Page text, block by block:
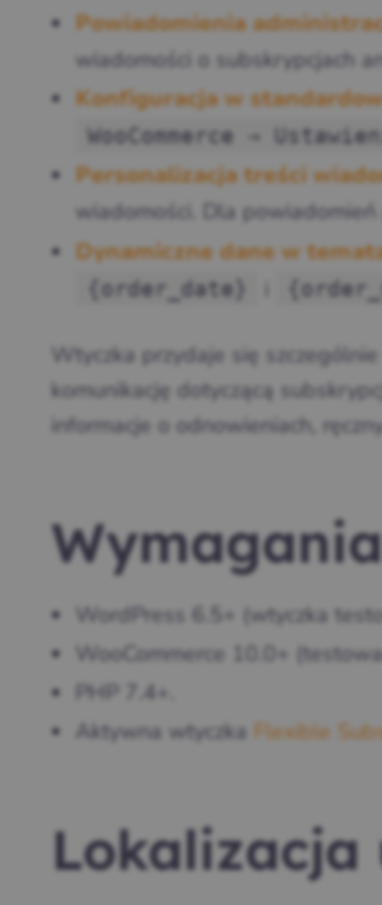
Powiadomienia
wiadomości o subskrypcjach
Konfiguracja w
WooCommerce →
Personalizacja treści
wiadomości. Dla
Dynamiczne dane w
{order_date}
Wtyczka przydaje się
komunikację dotyczącą
informacje o odnowieniach,
Wymagania
WordPress 6.5+ (wtyczka
WooCommerce 10.0+
PHP 7.4+.
Aktywna wtyczka Flexible
Lokalizacja